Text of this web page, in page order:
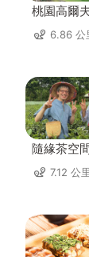
桃園高爾
6.86 公
隨緣茶空
7.12 公里